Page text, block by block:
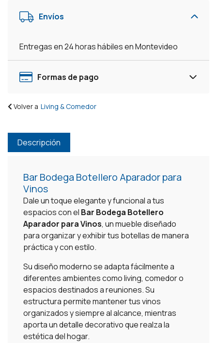
Para
Grafito/Pino
cantidad
Envíos
Entregas en 24 horas hábiles en Montevideo
Formas de pago
Volver a Living & Comedor
Descripción
Bar Bodega Botellero Aparador para
Vinos
Dale un toque elegante y funcional a tus
espacios con el Bar Bodega Botellero
Aparador para Vinos, un mueble diseñado
para organizar y exhibir tus botellas de manera
práctica y con estilo.
Su diseño moderno se adapta fácilmente a
diferentes ambientes como living, comedor o
espacios destinados a reuniones. Su
estructura permite mantener tus vinos
organizados y siempre al alcance, mientras
aporta un detalle decorativo que realza la
estética del hogar.